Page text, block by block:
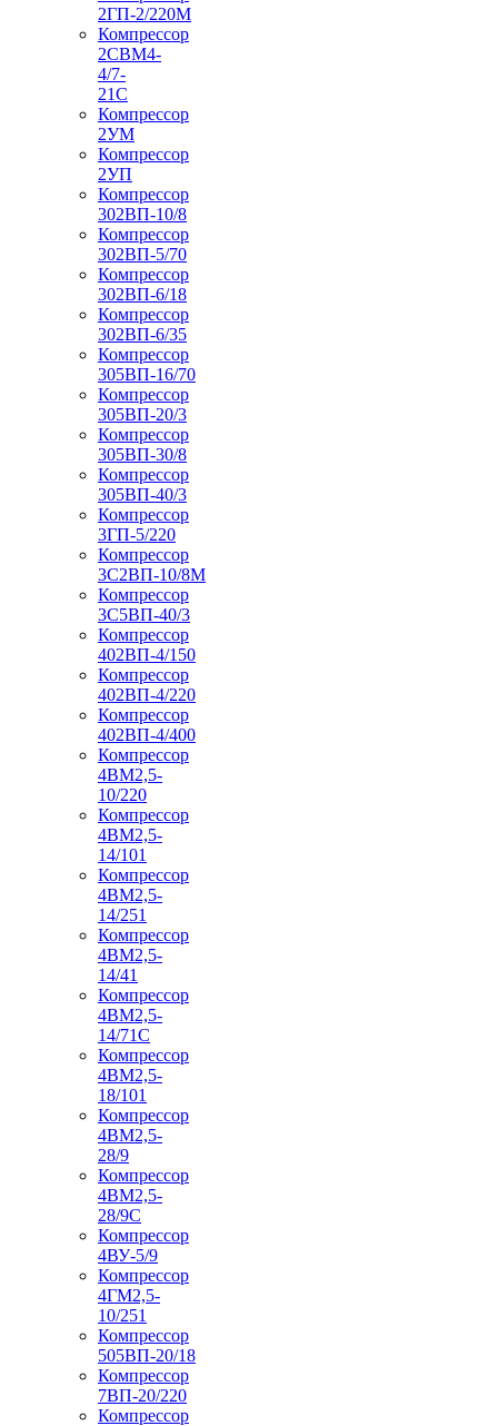
2ГП-2/220М
Компрессор
2СВМ4-
4/7-
21С
Компрессор
2УМ
Компрессор
2УП
Компрессор
302ВП-10/8
Компрессор
302ВП-5/70
Компрессор
302ВП-6/18
Компрессор
302ВП-6/35
Компрессор
305ВП-16/70
Компрессор
305ВП-20/3
Компрессор
305ВП-30/8
Компрессор
305ВП-40/3
Компрессор
3ГП-5/220
Компрессор
3С2ВП-10/8М
Компрессор
3С5ВП-40/3
Компрессор
402ВП-4/150
Компрессор
402ВП-4/220
Компрессор
402ВП-4/400
Компрессор
4ВМ2,5-
10/220
Компрессор
4ВМ2,5-
14/101
Компрессор
4ВМ2,5-
14/251
Компрессор
4ВМ2,5-
14/41
Компрессор
4ВМ2,5-
14/71C
Компрессор
4ВМ2,5-
18/101
Компрессор
4ВМ2,5-
28/9
Компрессор
4ВМ2,5-
28/9С
Компрессор
4ВУ-5/9
Компрессор
4ГМ2,5-
10/251
Компрессор
505ВП-20/18
Компрессор
7ВП-20/220
Компрессор